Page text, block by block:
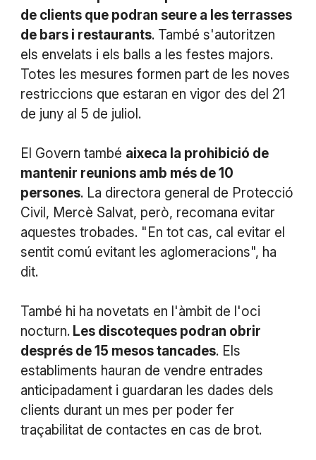
de clients que podran seure a les terrasses
de bars i restaurants. També s'autoritzen
els envelats i els balls a les festes majors.
Totes les mesures formen part de les noves
restriccions que estaran en vigor des del 21
de juny al 5 de juliol.
El Govern també aixeca la prohibició de
mantenir reunions amb més de 10
persones. La directora general de Protecció
Civil, Mercè Salvat, però, recomana evitar
aquestes trobades. "En tot cas, cal evitar el
sentit comú evitant les aglomeracions", ha
dit.
També hi ha novetats en l'àmbit de l'oci
nocturn.Les discoteques podran obrir
després de 15 mesos tancades. Els
establiments hauran de vendre entrades
anticipadament i guardaran les dades dels
clients durant un mes per poder fer
traçabilitat de contactes en cas de brot.